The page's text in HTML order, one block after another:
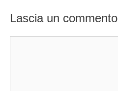
Lascia un commento